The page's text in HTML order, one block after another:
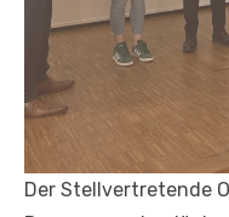
Der Stellvertretende